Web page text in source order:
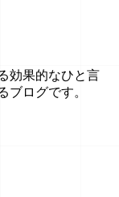
効果的なひと言
ブログです。